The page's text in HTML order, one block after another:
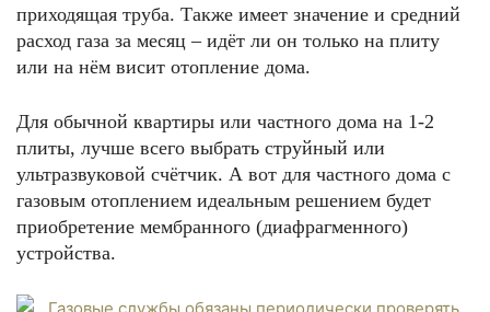
приходящая труба. Также имеет значение и средний
расход газа за месяц – идёт ли он только на плиту
или на нём висит отопление дома.
Для обычной квартиры или частного дома на 1-2
плиты, лучше всего выбрать струйный или
ультразвуковой счётчик. А вот для частного дома с
газовым отоплением идеальным решением будет
приобретение мембранного (диафрагменного)
устройства.